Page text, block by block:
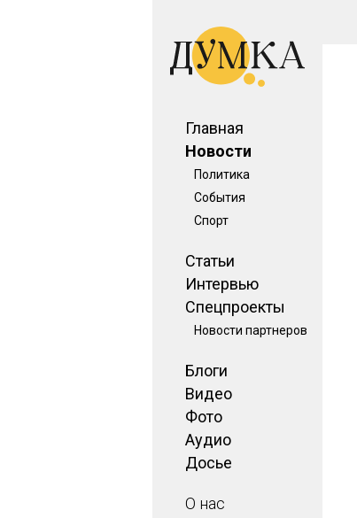
Главная
Новости
Политика
События
Спорт
Статьи
Интервью
Спецпроекты
Новости партнеров
Блоги
Видео
Фото
Аудио
Досье
О нас